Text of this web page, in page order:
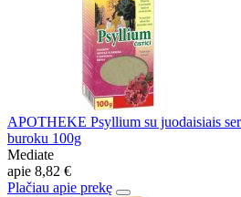
APOTHEKE Psyllium su juodaisiais
buroku 100g
Mediate
apie 8,82 €
Plačiau apie prekę